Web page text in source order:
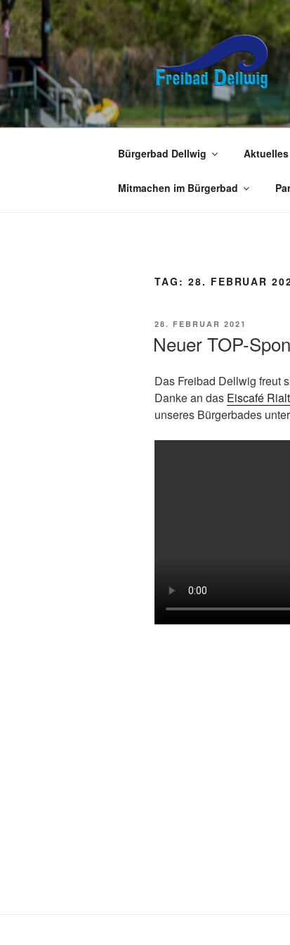
Zum
Inhalt
springen
Bürgerbad Dellwig Aktuelles
Mitmachen im Bürgerbad
TAG: 28. FEBRUAR
VERÖFFENTLICHT
28. FEBRUAR 2021
Neuer TOP-
Das Freibad Dellwig freut
Danke an das Eiscafé
unseres Bürgerbades